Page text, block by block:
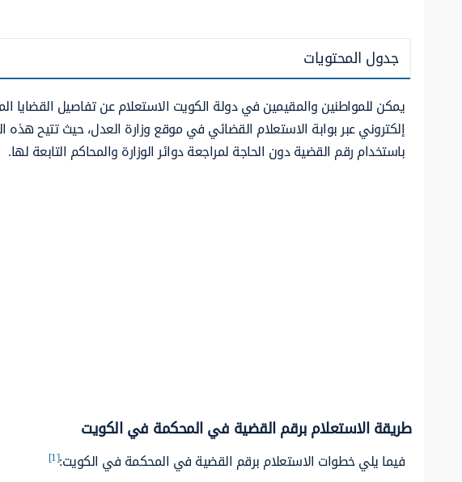
جدول المحتويات
يمكن للمواطنين والمقيمين في دولة الكويت الاستعلام عن تفاصيل القضايا
إلكتروني عبر بوابة الاستعلام القضائي في موقع وزارة العدل، حيث تتيح هذه
باستخدام رقم القضية دون الحاجة لمراجعة دوائر الوزارة والمحاكم التابعة لها.
طريقة الاستعلام برقم القضية في المحكمة في الكويت
فيما يلي خطوات الاستعلام برقم القضية في المحكمة في الكويت:[1]